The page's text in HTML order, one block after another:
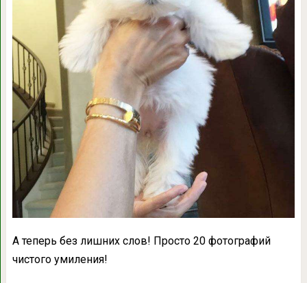
А теперь без лишних слов! Просто 20 фотографий
чистого умиления!